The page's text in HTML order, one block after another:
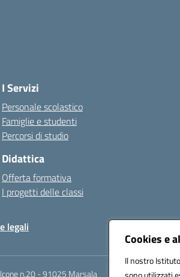
Cookies e
Il nostro
I Servizi
Personale scolastico
Famiglie e studenti
Percorsi di studio
Didattica
Offerta formativa
I progetti delle classi
legali
n.20 - 91025 Marsala